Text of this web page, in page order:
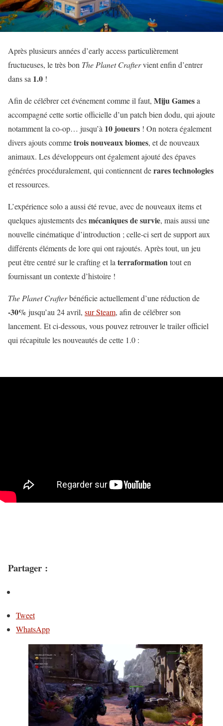
Après plusieurs années d’early access particulièrement
fructueuses, le très bon The Planet Craftervient enfin d’entrer
dans sa 1.0 !
Afin de célébrer cet événement comme il faut, Miju Gamesa
accompagné cette sortie officielle d’un patch bien dodu, qui ajoute
notamment la co-op… jusqu’à 10 joueurs ! On notera également
divers ajouts commetrois nouveaux biomes, et de nouveaux
animaux. Les développeurs ont également ajouté des épaves
générées procéduralement, qui contiennent derares technologies
et ressources.
L’expérience solo a aussi été revue, avec de nouveaux items et
quelques ajustements desmécaniques de survie, mais aussi une
nouvelle cinématique d’introduction ; celle-ci sert de support aux
différents éléments de lore qui ont rajoutés. Après tout, un jeu
peut être centré sur le crafting et la terraformationtout en
fournissant un contexte d’histoire !
The Planet Crafterbénéficie actuellement d’une réduction de
-30% jusqu’au 24 avril, sur Steam, afin de célébrer son
lancement. Et ci-dessous, vous pouvez retrouver le trailer officiel
qui récapitule les nouveautés de cette 1.0 :
Partager :
Tweet
WhatsApp